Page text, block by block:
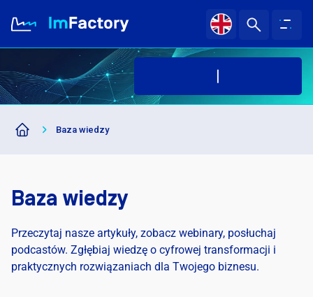
O nas
Branże i Rozwiązania
Baza wiedzy
Kariera
Baza wiedzy
Baza wiedzy
Przeczytaj nasze artykuły, zobacz webinary, posłuchaj
podcastów. Zgłębiaj wiedzę o cyfrowej transformacji i
praktycznych rozwiązaniach dla Twojego biznesu.